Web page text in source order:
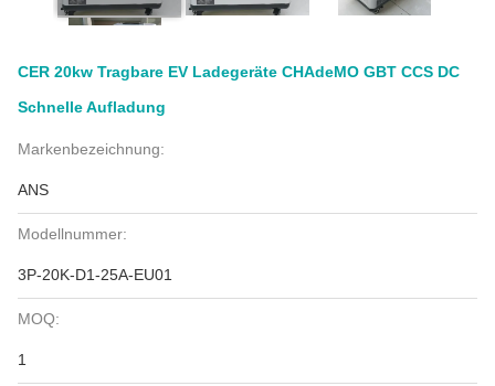
CER 20kw Tragbare EV Ladegeräte CHAdeMO GBT CCS DC
Schnelle Aufladung
Markenbezeichnung:
ANS
Modellnummer:
3P-20K-D1-25A-EU01
MOQ:
1